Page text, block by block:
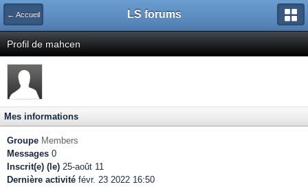
← Accueil LS forums
Profil de mahcen
Mes informations
Groupe Members
Messages 0
Inscrit(e) (le) 25-août 11
Dernière activité févr. 23 2022 16:50